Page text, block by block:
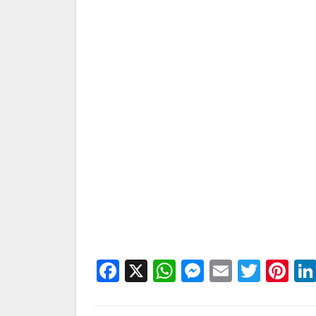
Facebook
X WhatsApp
Messenger
Email